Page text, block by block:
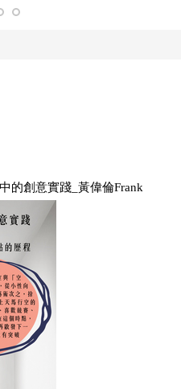
的創意實踐_黃偉倫Frank